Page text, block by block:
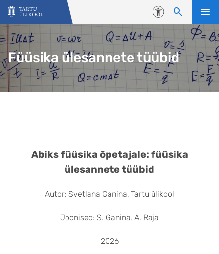
Liigu edasi põhisisu juurde
Juurdepääsetavus
Füüsika ülesannete tüübid
Abiks füüsika õpetajale: füüsika
ülesannete tüübid
Autor: Svetlana Ganina, Tartu ülikool
Joonised: S. Ganina, A. Raja
2026